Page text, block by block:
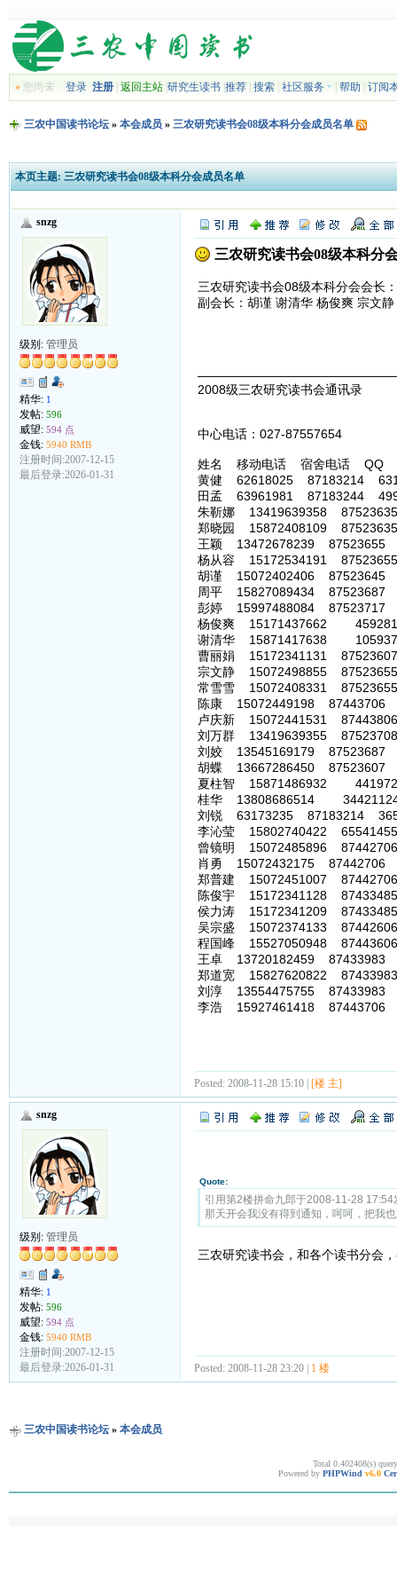
»您尚未 登录 注册| 返回主站| 研究生读书| 推荐| 搜索| 社区服务 帮助 订阅
三农中国读书论坛» 本会成员 » 三农研究读书会08级本科分会成员名单
本页主题: 三农研究读书会08级本科分会成员名单
snzg
级别: 管理员
精华: 1
发帖: 596
威望: 594 点
金钱: 5940 RMB
注册时间:2007-12-15
最后登录:2026-01-31
三农研究读书会08级本科分
三农研究读书会08级本科分会会长
副会长：胡谨 谢清华 杨俊爽 宗文静
2008级三农研究读书会通讯录
中心电话：027-87557654
姓名 移动电话 宿舍电话 QQ
黄健 62618025 87183214
田孟 63961981 87183244
朱靳娜 13419639358
郑晓园 15872408109
王颖 13472678239 87523655
杨从容 15172534191
胡谨 15072402406 87523645
周平 15827089434 87523687
彭婷 15997488084 87523717
杨俊爽 15171437662
谢清华 15871417638
曹丽娟 15172341131
宗文静 15072498855
常雪雪 15072408331
陈康 15072449198 87443706
卢庆新 15072441531
刘万群 13419639355
刘姣 13545169179 87523687
胡蝶 13667286450 87523607
夏柱智 15871486932
桂华 13808686514
刘锐 63173235 87183214
李沁莹 15802740422
曾镜明 15072485896
肖勇 15072432175 87442706
郑普建 15072451007
陈俊宇 15172341128
侯力涛 15172341209
吴宗盛 15072374133
程国峰 15527050948
王卓 13720182459 87433983
郑道宽 15827620822
刘淳 13554475755 87433983
李浩 15927461418 87443706
Posted: 2008-11-28 15:10 | [楼 主]
snzg
级别: 管理员
精华: 1
发帖: 596
威望: 594 点
金钱: 5940 RMB
注册时间:2007-12-15
最后登录:2026-01-31
Quote:
引用第2楼拼命九郎于2008-11-28
那天开会我没有得到通知，呵呵，把我
三农研究读书会，和各个读书分会
Posted: 2008-11-28 23:20 | 1 楼
三农中国读书论坛» 本会成员
Total 0.402408(s)
Powered by PHPWind v6.0